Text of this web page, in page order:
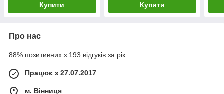
Купити Купити
Про нас
88% позитивних з 193 відгуків за рік
Працює з 27.07.2017
м. Вінниця